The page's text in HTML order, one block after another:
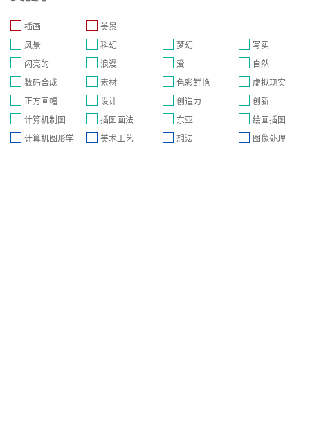
插画
美景
风景
科幻 梦幻
写实
闪亮的
浪漫 爱
自然
数码合成
素材 色彩鲜艳
虚拟现实
正方画幅
设计 创造力
创新
计算机制图
插图画法 东亚
绘画插图
计算机图形学
美术工艺 想法 图像处理